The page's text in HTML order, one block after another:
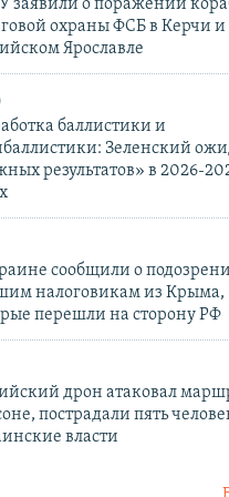
заявили о поражении
охраны ФСБ в Керчи
Ярославле
баллистики и
Зеленский
результатов» в 2026-
сообщили о
налоговикам из Крыма,
перешли на сторону РФ
дрон атаковал
пострадали пять
власти